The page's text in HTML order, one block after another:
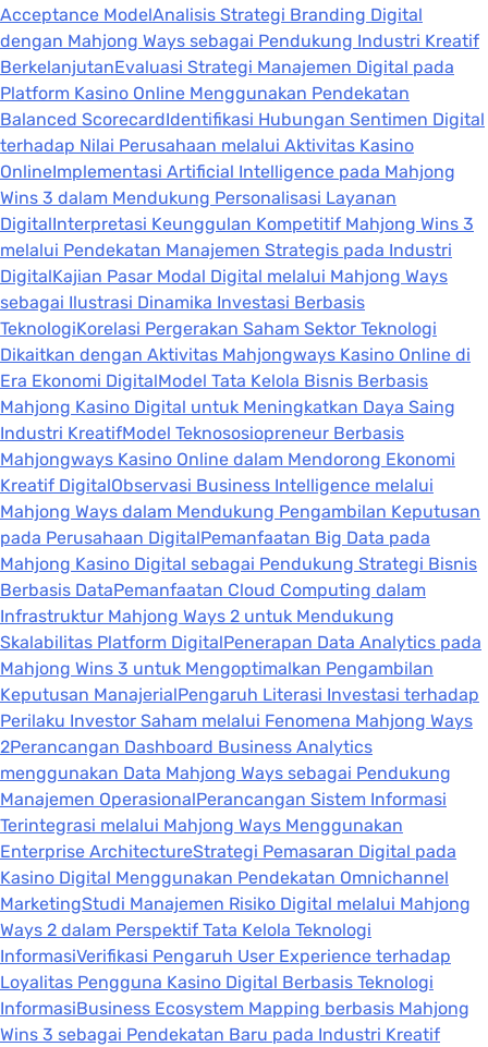
Acceptance ModelAnalisis Strategi Branding Digital
dengan Mahjong Ways sebagai Pendukung Industri Kreatif
BerkelanjutanEvaluasi Strategi Manajemen Digital pada
Platform Kasino Online Menggunakan Pendekatan
Balanced ScorecardIdentifikasi Hubungan Sentimen Digital
terhadap Nilai Perusahaan melalui Aktivitas Kasino
OnlineImplementasi Artificial Intelligence pada Mahjong
Wins 3 dalam Mendukung Personalisasi Layanan
DigitalInterpretasi Keunggulan Kompetitif Mahjong Wins 3
melalui Pendekatan Manajemen Strategis pada Industri
DigitalKajian Pasar Modal Digital melalui Mahjong Ways
sebagai Ilustrasi Dinamika Investasi Berbasis
TeknologiKorelasi Pergerakan Saham Sektor Teknologi
Dikaitkan dengan Aktivitas Mahjongways Kasino Online di
Era Ekonomi DigitalModel Tata Kelola Bisnis Berbasis
Mahjong Kasino Digital untuk Meningkatkan Daya Saing
Industri KreatifModel Teknososiopreneur Berbasis
Mahjongways Kasino Online dalam Mendorong Ekonomi
Kreatif DigitalObservasi Business Intelligence melalui
Mahjong Ways dalam Mendukung Pengambilan Keputusan
pada Perusahaan DigitalPemanfaatan Big Data pada
Mahjong Kasino Digital sebagai Pendukung Strategi Bisnis
Berbasis DataPemanfaatan Cloud Computing dalam
Infrastruktur Mahjong Ways 2 untuk Mendukung
Skalabilitas Platform DigitalPenerapan Data Analytics pada
Mahjong Wins 3 untuk Mengoptimalkan Pengambilan
Keputusan ManajerialPengaruh Literasi Investasi terhadap
Perilaku Investor Saham melalui Fenomena Mahjong Ways
2Perancangan Dashboard Business Analytics
menggunakan Data Mahjong Ways sebagai Pendukung
Manajemen OperasionalPerancangan Sistem Informasi
Terintegrasi melalui Mahjong Ways Menggunakan
Enterprise ArchitectureStrategi Pemasaran Digital pada
Kasino Digital Menggunakan Pendekatan Omnichannel
MarketingStudi Manajemen Risiko Digital melalui Mahjong
Ways 2 dalam Perspektif Tata Kelola Teknologi
InformasiVerifikasi Pengaruh User Experience terhadap
Loyalitas Pengguna Kasino Digital Berbasis Teknologi
InformasiBusiness Ecosystem Mapping berbasis Mahjong
Wins 3 sebagai Pendekatan Baru pada Industri Kreatif